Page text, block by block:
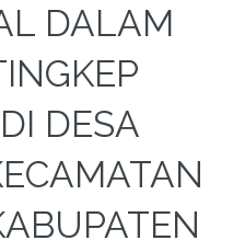
DALAM
DESA